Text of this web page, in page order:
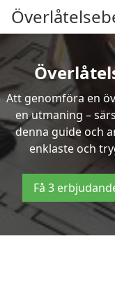
Att genomföra en
en utmaning –
denna guide och
enklaste och
Få 3